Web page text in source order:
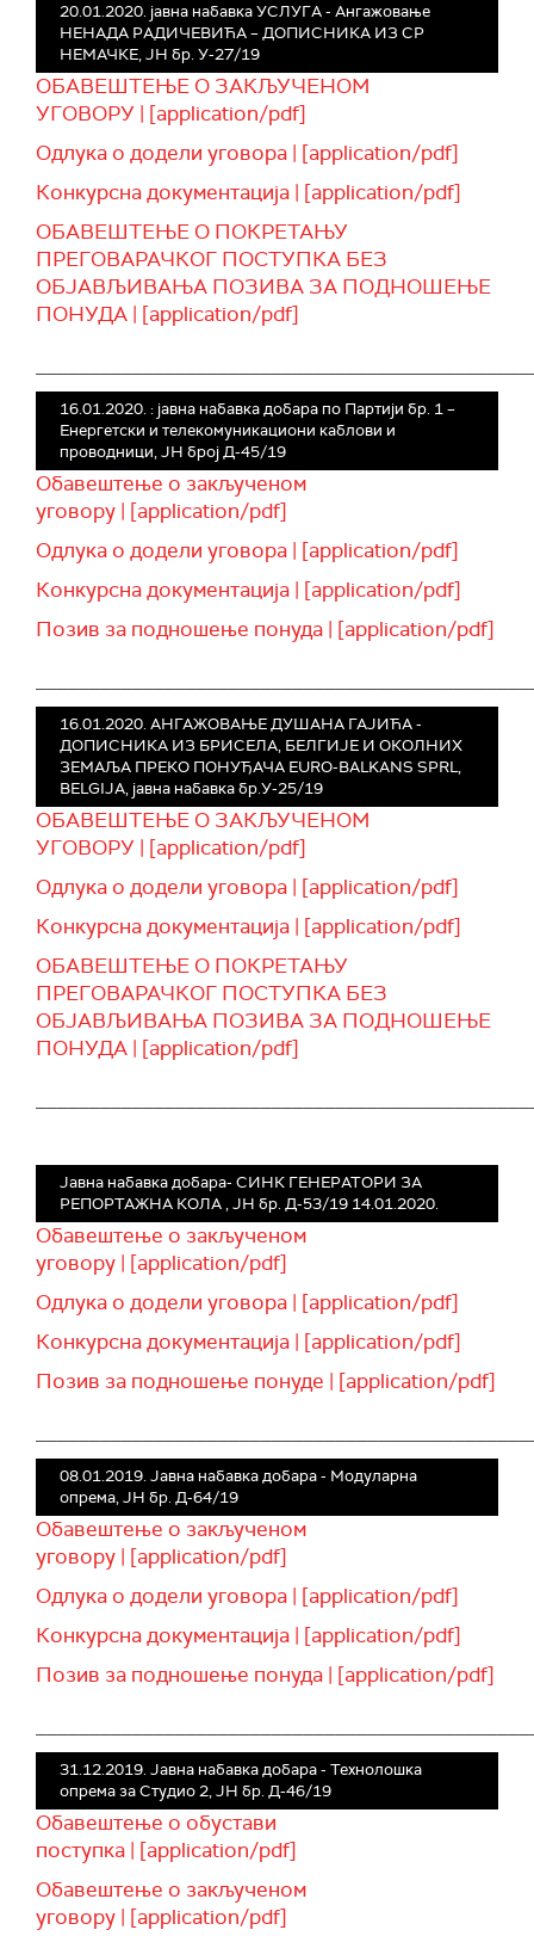
20.01.2020. јавна набавка УСЛУГA - Ангажовање
НЕНАДА РАДИЧЕВИЋА – ДОПИСНИКА ИЗ СР
НЕМАЧКЕ, ЈН бр. У-27/19
ОБАВЕШТЕЊЕ О ЗАКЉУЧЕНОМ
УГОВОРУ | [application/pdf]
Одлука о додели уговора | [application/pdf]
Конкурсна документација | [application/pdf]
ОБАВЕШТЕЊЕ О ПОКРЕТАЊУ
ПРЕГОВАРАЧКОГ ПОСТУПКА БЕЗ
ОБЈАВЉИВАЊА ПОЗИВА ЗА ПОДНОШЕЊЕ
ПОНУДА | [application/pdf]
16.01.2020. : јавна набавка добара по Партији бр. 1 –
Енергетски и телекомуникациони каблови и
проводници, ЈН број Д-45/19
Обавештење о закљученом
уговору | [application/pdf]
Oдлука о додели уговора | [application/pdf]
Конкурсна документација | [application/pdf]
Позив за подношење понуда | [application/pdf]
16.01.2020. АНГАЖОВАЊЕ ДУШАНА ГАЈИЋА -
ДОПИСНИКА ИЗ БРИСЕЛА, БЕЛГИЈЕ И ОКОЛНИХ
ЗЕМАЉА ПРЕКО ПОНУЂАЧА EURO-BALKANS SPRL,
BELGIJA, јавна набавка бр.У-25/19
ОБАВЕШТЕЊЕ О ЗАКЉУЧЕНОМ
УГОВОРУ | [application/pdf]
Одлука о додели уговора | [application/pdf]
Конкурсна документација | [application/pdf]
ОБАВЕШТЕЊЕ О ПОКРЕТАЊУ
ПРЕГОВАРАЧКОГ ПОСТУПКА БЕЗ
ОБЈАВЉИВАЊА ПОЗИВА ЗА ПОДНОШЕЊЕ
ПОНУДА | [application/pdf]
Јавна набавка добара- СИНК ГЕНЕРАТОРИ ЗА
РЕПОРТАЖНА КОЛА , ЈН бр. Д-53/19 14.01.2020.
Обавештење о закљученом
уговору | [application/pdf]
Одлука о додели уговора | [application/pdf]
Конкурсна документација | [application/pdf]
Позив за подношење понуде | [application/pdf]
08.01.2019. Јавна набавка добара - Модуларна
опрема, ЈН бр. Д-64/19
Обавештење о закљученом
уговору | [application/pdf]
Одлука о додели уговора | [application/pdf]
Конкурсна документација | [application/pdf]
Позив за подношење понуда | [application/pdf]
31.12.2019. Јавна набавка добара - Технолошка
опрема за Студио 2, ЈН бр. Д-46/19
Обавештење о обустави
поступка | [application/pdf]
Обавештење о закљученом
уговору | [application/pdf]